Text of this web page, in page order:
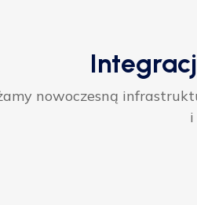
nowoczesną
i